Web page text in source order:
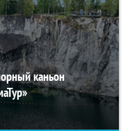
каньон